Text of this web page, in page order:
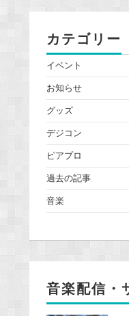
カテゴリー
イベント
お知らせ
グッズ
デジコン
ピアプロ
過去の記事
音楽
音楽配信・